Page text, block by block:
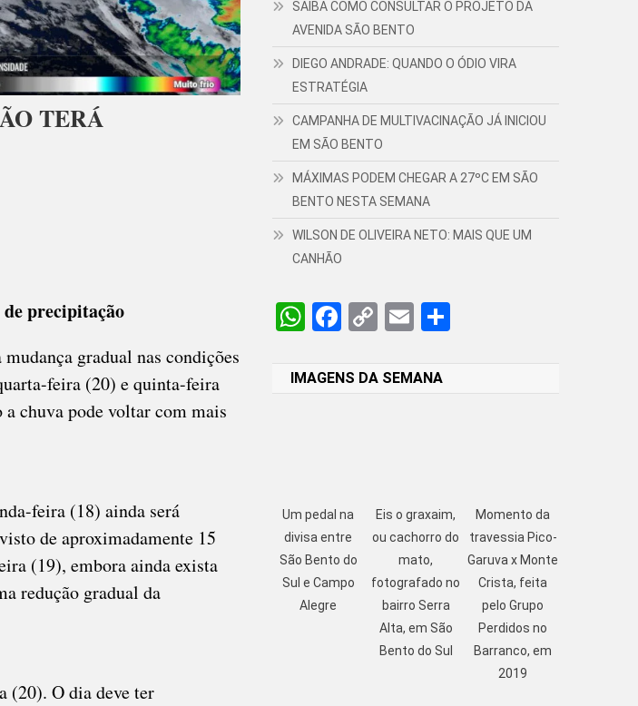
TERÁ
precipitação
gradual nas condições
feira (20) e quinta-feira
chuva pode voltar com mais
feira (18) ainda será
de aproximadamente 15
(19), embora ainda exista
redução gradual da
(20). O dia deve ter
SAIBA COMO CONSULTAR O PROJETO DA
AVENIDA SÃO BENTO
DIEGO ANDRADE: QUANDO O ÓDIO VIRA
ESTRATÉGIA
CAMPANHA DE MULTIVACINAÇÃO JÁ INICIOU
EM SÃO BENTO
MÁXIMAS PODEM CHEGAR A 27ºC EM SÃO
BENTO NESTA SEMANA
WILSON DE OLIVEIRA NETO: MAIS QUE UM
CANHÃO
WhatsApp
Facebook
CopyEmail
IMAGENS DA SEMANA
Um pedal na
divisa entre
São Bento do
Sul e Campo
Alegre
Eis o graxaim,
ou cachorro do
mato,
fotografado no
bairro Serra
Alta, em São
Bento do Sul
Momento da
travessia Pico-
Garuva x Monte
Crista, feita
pelo Grupo
Perdidos no
Barranco, em
2019